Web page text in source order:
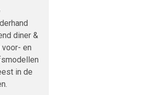
diner &
en
in de